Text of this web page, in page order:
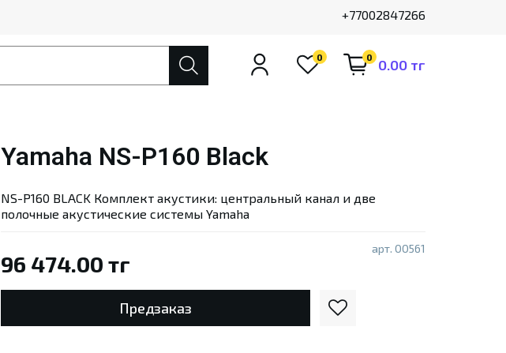
+77002847266
0 0 0.00 тг
арт. 00561
Yamaha NS-P160 Black
96 474.00 тг
Предзаказ
NS-P160 BLACK Комплект акустики: центральный канал и две
полочные акустические системы Yamaha